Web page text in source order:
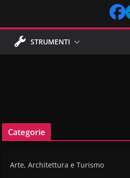
STRUMENTI
Categorie
Arte, Architettura e Turismo